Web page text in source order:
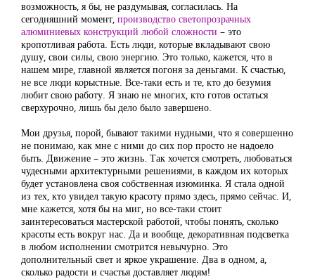
возможность, я бы, не раздумывая, согласилась. На
сегодняшний момент, производство светопрозрачных
алюминиевых конструкций любой сложности – это
кропотливая работа. Есть люди, которые вкладывают свою
душу, свои силы, свою энергию. Это только, кажется, что в
нашем мире, главной является погоня за деньгами. К счастью,
не все люди корыстные. Все-таки есть и те, кто до безумия
любит свою работу. Я знаю не многих, кто готов остаться
сверхурочно, лишь бы дело было завершено.
Мои друзья, порой, бывают такими нудными, что я совершенно
не понимаю, как мне с ними до сих пор просто не надоело
быть. Движение – это жизнь. Так хочется смотреть, любоваться
чудесными архитектурными решениями, в каждом их которых
будет установлена своя собственная изюминка. Я стала одной
из тех, кто увидел такую красоту прямо здесь, прямо сейчас. И,
мне кажется, хотя бы на миг, но все-таки стоит
заинтересоваться мастерской работой, чтобы понять, сколько
красоты есть вокруг нас. Да и вообще, декоративная подсветка
в любом исполнении смотрится невычурно. Это
дополнительный свет и яркое украшение. Два в одном, а,
сколько радости и счастья доставляет людям!